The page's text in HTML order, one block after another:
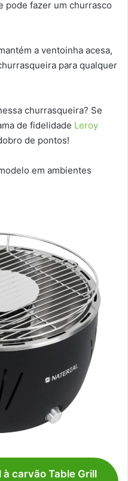
pode fazer um churrasco
a ventoinha acesa,
para qualquer
churrasqueira? Se
de fidelidade Leroy
de pontos!
em ambientes
carvão Table Grill